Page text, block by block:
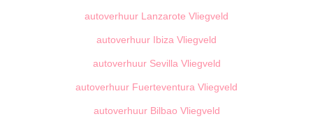
autoverhuur Lanzarote Vliegveld
autoverhuur Ibiza Vliegveld
autoverhuur Sevilla Vliegveld
autoverhuur Fuerteventura Vliegveld
autoverhuur Bilbao Vliegveld